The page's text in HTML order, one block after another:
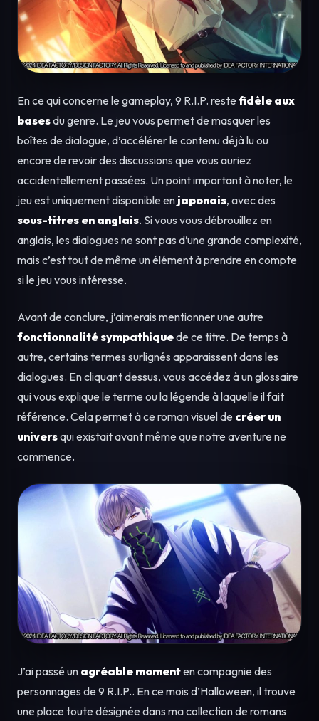
En ce qui concerne le gameplay, 9 R.I.P. restefidèle aux
basesdu genre. Le jeu vous permet de masquer les
boîtes de dialogue, d’accélérer le contenu déjà lu ou
encore de revoir des discussions que vous auriez
accidentellement passées. Un point important à noter, le
jeu est uniquement disponible en japonais, avec des
sous-titres en anglais. Si vous vous débrouillez en
anglais, les dialogues ne sont pas d’une grande complexité,
mais c’est tout de même un élément à prendre en compte
si le jeu vous intéresse.
Avant de conclure, j’aimerais mentionner une autre
fonctionnalité sympathiquede ce titre. De temps à
autre, certains termes surlignés apparaissent dans les
dialogues. En cliquant dessus, vous accédez à un glossaire
qui vous explique le terme ou la légende à laquelle il fait
référence. Cela permet à ce roman visuel de créer un
universqui existait avant même que notre aventure ne
commence.
J’ai passé un agréable momenten compagnie des
personnages de 9 R.I.P.. En ce mois d’Halloween, il trouve
une place toute désignée dans ma collection de romans